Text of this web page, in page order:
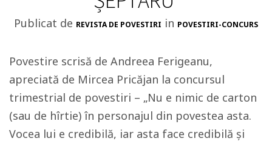
Publicat de REVISTA DE POVESTIRI in POVESTIRI-CONCURS
Povestire scrisă de Andreea Ferigeanu,
apreciată de Mircea Pricăjan la concursul
trimestrial de povestiri – „Nu e nimic de carton
(sau de hîrtie) în personajul din povestea asta.
Vocea lui e credibilă, iar asta face credibilă și